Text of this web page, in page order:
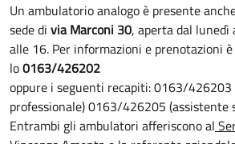
Un ambulatorio analogo è presente
sede di via Marconi 30, aperta dal
alle 16. Per informazioni e prenotazioni
lo0163/426202
oppure i seguenti recapiti: 0163/426203
professionale) 0163/426205 (assistente
Entrambi gli ambulatori afferiscono al